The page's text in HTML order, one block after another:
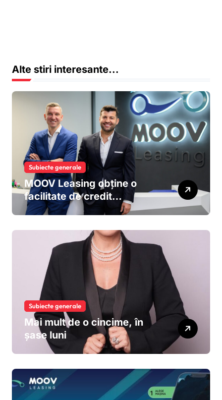
Alte stiri interesante...
Subiecte generale
MOOV Leasing obține o
facilitate de credit
sindicalizat de 187 milioane
dezvoltării și extinderea
leasingului operațional în
România
Subiecte generale
Mai mult de o cincime, în
șase luni